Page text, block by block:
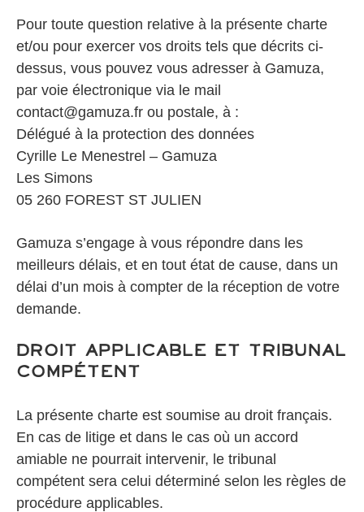
Pour toute question relative à la présente charte
et/ou pour exercer vos droits tels que décrits ci-
dessus, vous pouvez vous adresser à Gamuza,
par voie électronique via le mail
contact@gamuza.fr ou postale, à :
Délégué à la protection des données
Cyrille Le Menestrel – Gamuza
Les Simons
05 260 FOREST ST JULIEN
Gamuza s’engage à vous répondre dans les
meilleurs délais, et en tout état de cause, dans un
délai d’un mois à compter de la réception de votre
demande.
Droit applicable et Tribunal
compétent
La présente charte est soumise au droit français.
En cas de litige et dans le cas où un accord
amiable ne pourrait intervenir, le tribunal
compétent sera celui déterminé selon les règles de
procédure applicables.